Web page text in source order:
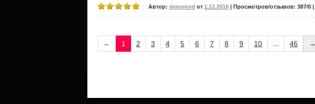
Автор: demolord от 1.12.2016 | Просмотров/отзывов: 387/0 |
← 1 2 3 4 5 6 7 8 9 10 ... 46 →